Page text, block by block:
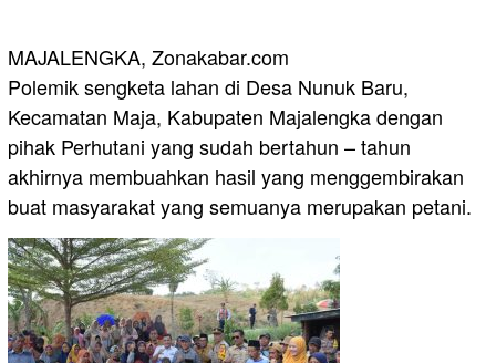
MAJALENGKA, Zonakabar.com
Polemik sengketa lahan di Desa Nunuk Baru,
Kecamatan Maja, Kabupaten Majalengka dengan
pihak Perhutani yang sudah bertahun – tahun
akhirnya membuahkan hasil yang menggembirakan
buat masyarakat yang semuanya merupakan petani.